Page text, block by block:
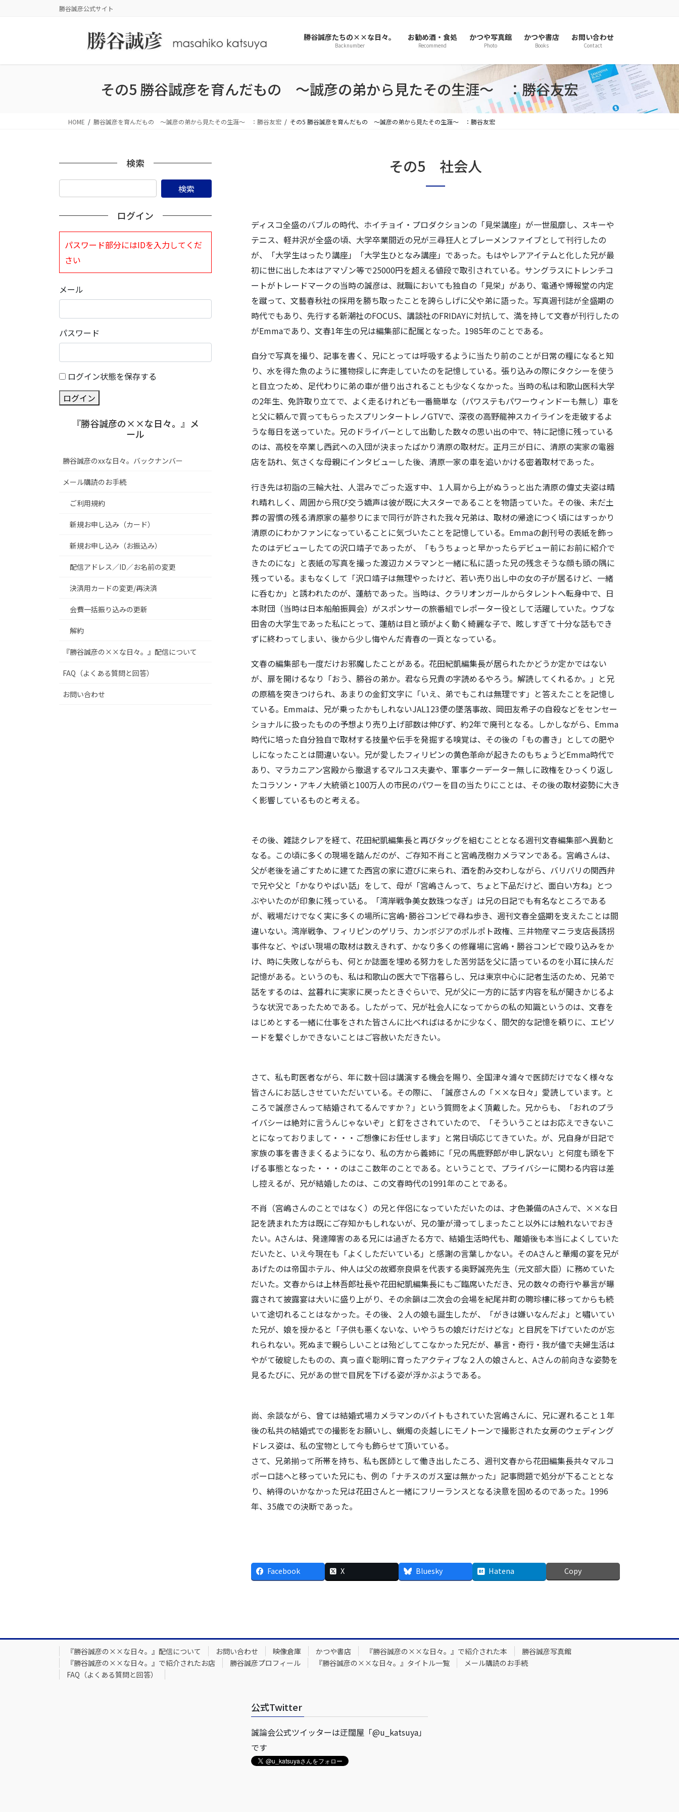
勝谷誠彦公式サイト
勝谷誠彦たちの××な日々。
Backnumber
お勧め酒・食処
Recommend
かつや写真館
Photo
かつや書店
Books
お問い合わせ
Contact
その5 勝谷誠彦を育んだもの ～誠彦の弟から見たその生涯～ ：勝谷友宏
HOME 勝谷誠彦を育んだもの ～誠彦の弟から見たその生涯～ ：勝谷友宏 その5 勝谷誠彦を育んだもの ～誠彦の弟から見たその生涯～ ：勝谷友宏
その5 社会人
ディスコ全盛のバブルの時代、ホイチョイ・プロダクションの「見栄講座」が一世風靡し、スキーや
テニス、軽井沢が全盛の頃、大学卒業間近の兄が三尋狂人とブレーメンファイブとして刊行したの
が、「大学生はったり講座」「大学生ひとなみ講座」であった。もはやレアアイテムと化した兄が最
初に世に出した本はアマゾン等で25000円を超える値段で取引されている。サングラスにトレンチコ
ートがトレードマークの当時の誠彦は、就職においても独自の「見栄」があり、電通や博報堂の内定
を蹴って、文藝春秋社の採用を勝ち取ったことを誇らしげに父や弟に語った。写真週刊誌が全盛期の
時代でもあり、先行する新潮社のFOCUS、講談社のFRIDAYに対抗して、満を持して文春が刊行したの
がEmmaであり、文春1年生の兄は編集部に配属となった。1985年のことである。
自分で写真を撮り、記事を書く、兄にとっては呼吸するように当たり前のことが日常の糧になると知
り、水を得た魚のように獲物探しに奔走していたのを記憶している。張り込みの際にタクシーを使う
と目立つため、足代わりに弟の車が借り出されることも少なくなかった。当時の私は和歌山医科大学
の2年生、免許取り立てで、よく走るけれども一番簡単な（パワステもパワーウィンドーも無し）車を
と父に頼んで買ってもらったスプリンタートレノGTVで、深夜の高野龍神スカイラインを走破するよ
うな毎日を送っていた。兄のドライバーとして出動した数々の思い出の中で、特に記憶に残っている
のは、高校を卒業し西武への入団が決まったばかり清原の取材だ。正月三が日に、清原の実家の電器
店を訪れ、気さくな母親にインタビューした後、清原一家の車を追いかける密着取材であった。
行き先は初詣の三輪大社、人混みでごった返す中、１人肩から上がぬうっと出た清原の偉丈夫姿は晴
れ晴れしく、周囲から飛び交う嬌声は彼が既に大スターであることを物語っていた。その後、未だ土
葬の習慣の残る清原家の墓参りにまで同行が許された我々兄弟は、取材の帰途につく頃にはすっかり
清原のにわかファンになっていることに気づいたことを記憶している。Emmaの創刊号の表紙を飾っ
たのはデビューしたての沢口靖子であったが、「もうちょっと早かったらデビュー前にお前に紹介で
きたのにな」と表紙の写真を撮った渡辺カメラマンと一緒に私に語った兄の残念そうな顔も頭の隅に
残っている。まもなくして「沢口靖子は無理やったけど、若い売り出し中の女の子が居るけど、一緒
に呑むか」と誘われたのが、蓮舫であった。当時は、クラリオンガールからタレントへ転身中で、日
本財団（当時は日本船舶振興会）がスポンサーの旅番組でレポーター役として活躍していた。ウブな
田舎の大学生であった私にとって、蓮舫は目と頭がよく動く綺麗な子で、眩しすぎて十分な話もでき
ずに終わってしまい、後から少し悔やんだ青春の一頁となっている。
文春の編集部も一度だけお邪魔したことがある。花田紀凱編集長が居られたかどうか定かではない
が、扉を開けるなり「おう、勝谷の弟か。君なら兄貴の字読めるやろう。解読してくれるか。」と兄
の原稿を突きつけられ、あまりの金釘文字に「いえ、弟でもこれは無理です」と答えたことを記憶し
ている。Emmaは、兄が乗ったかもしれないJAL123便の墜落事故、岡田友希子の自殺などをセンセー
ショナルに扱ったものの予想より売り上げ部数は伸びず、約2年で廃刊となる。しかしながら、Emma
時代に培った自分独自で取材する技量や伝手を発掘する嗅覚は、その後の「もの書き」としての肥や
しになったことは間違いない。兄が愛したフィリピンの黄色革命が起きたのもちょうどEmma時代で
あり、マラカニアン宮殿から撤退するマルコス夫妻や、軍事クーデーター無しに政権をひっくり返し
たコラソン・アキノ大統領と100万人の市民のパワーを目の当たりにことは、その後の取材姿勢に大き
く影響しているものと考える。
その後、雑誌クレアを経て、花田紀凱編集長と再びタッグを組むこととなる週刊文春編集部へ異動と
なる。この頃に多くの現場を踏んだのが、ご存知不肖こと宮嶋茂樹カメラマンである。宮嶋さんは、
父が老後を過ごすために建てた西宮の家に遊びに来られ、酒を酌み交わしながら、バリバリの関西弁
で兄や父と「かなりやばい話」をして、母が「宮嶋さんって、ちょと下品だけど、面白い方ね」とつ
ぶやいたのが印象に残っている。「湾岸戦争美女数珠つなぎ」は兄の日記でも有名なところである
が、戦場だけでなく実に多くの場所に宮嶋･勝谷コンビで尋ね歩き、週刊文春全盛期を支えたことは間
違いない。湾岸戦争、フィリピンのゲリラ、カンボジアのポルポト政権、三井物産マニラ支店長誘拐
事件など、やばい現場の取材は数えきれず、かなり多くの修羅場に宮嶋・勝谷コンビで殴り込みをか
け、時に失敗しながらも、何とか誌面を埋める努力をした苦労話を父に語っているのを小耳に挟んだ
記憶がある。というのも、私は和歌山の医大で下宿暮らし、兄は東京中心に記者生活のため、兄弟で
話をするのは、盆暮れに実家に戻ったときぐらいで、兄が父に一方的に話す内容を私が聞きかじるよ
うな状況であったためである。したがって、兄が社会人になってからの私の知識というのは、文春を
はじめとする一緒に仕事をされた皆さんに比べればはるかに少なく、間欠的な記憶を頼りに、エピソ
ードを繋ぐしかできないことはご容赦いただきたい。
さて、私も町医者ながら、年に数十回は講演する機会を賜り、全国津々浦々で医師だけでなく様々な
皆さんにお話しさせていただいている。その際に、「誠彦さんの「××な日々」愛読しています。と
ころで誠彦さんって結婚されてるんですか？」という質問をよく頂戴した。兄からも、「おれのプラ
イバシーは絶対に言うんじゃないぞ」と釘をさされていたので、「そういうことはお応えできないこ
とになっておりまして・・・ご想像にお任せします」と常日頃応じてきていた。が、兄自身が日記で
家族の事を書きまくるようになり、私の方から義姉に「兄の馬鹿野郎が申し訳ない」と何度も頭を下
げる事態となった・・・のはここ数年のことである。ということで、プライバシーに関わる内容は差
し控えるが、兄が結婚したのは、この文春時代の1991年のことである。
不肖（宮嶋さんのことではなく）の兄と伴侶になっていただいたのは、才色兼備のAさんで、××な日
記を読まれた方は既にご存知かもしれないが、兄の筆が滑ってしまったこと以外には触れないでおき
たい。Aさんは、発達障害のある兄には過ぎたる方で、結婚生活時代も、離婚後も本当によくしていた
だいたと、いえ今現在も「よくしただいている」と感謝の言葉しかない。そのAさんと華燭の宴を兄が
あげたのは帝国ホテル、仲人は父の故郷奈良県を代表する奥野誠亮先生（元文部大臣）に務めていた
だいた。文春からは上林吾郎社長や花田紀凱編集長にもご臨席いただき、兄の数々の奇行や暴言が曝
露されて披露宴は大いに盛り上がり、その余韻は二次会の会場を紀尾井町の聘珍樓に移ってからも続
いて途切れることはなかった。その後、２人の娘も誕生したが、「がきは嫌いなんだよ」と嘯いてい
た兄が、娘を授かると「子供も悪くないな、いやうちの娘だけだけどな」と目尻を下げていたのが忘
れられない。死ぬまで親らしいことは殆どしてこなかった兄だが、暴言・奇行・我が儘で夫婦生活は
やがて破綻したものの、真っ直ぐ聡明に育ったアクティブな２人の娘さんと、Aさんの前向きな姿勢を
見るたびに、兄があの世で目尻を下げる姿が浮かぶようである。
尚、余談ながら、曾ては結婚式場カメラマンのバイトもされていた宮嶋さんに、兄に遅れること１年
後の私共の結婚式での撮影をお願いし、蝋燭の炎越しにモノトーンで撮影された女房のウェディング
ドレス姿は、私の宝物として今も飾らせて頂いている。
さて、兄弟揃って所帯を持ち、私も医師として働き出したころ、週刊文春から花田編集長共々マルコ
ポーロ誌へと移っていた兄にも、例の「ナチスのガス室は無かった」記事問題で処分が下ることとな
り、納得のいかなかった兄は花田さんと一緒にフリーランスとなる決意を固めるのであった。1996
年、35歳での決断であった。
Facebook X Bluesky Hatena Copy
検索
ログイン
パスワード部分にはIDを入力してくだ
さい
メール
パスワード
ログイン状態を保存する
ログイン
『勝谷誠彦の××な日々。』メ
ール
勝谷誠彦のxxな日々。バックナンバー
メール購読のお手続
ご利用規約
新規お申し込み（カード）
新規お申し込み（お振込み）
配信アドレス／ID／お名前の変更
決済用カードの変更/再決済
会費一括振り込みの更新
解約
『勝谷誠彦の××な日々。』配信について
FAQ（よくある質問と回答）
お問い合わせ
『勝谷誠彦の××な日々。』配信について お問い合わせ 映像倉庫 かつや書店 『勝谷誠彦の××な日々。』で紹介された本
勝谷誠彦写真館
『勝谷誠彦の××な日々。』で紹介されたお店
勝谷誠彦プロフィール 『勝谷誠彦の××な日々。』タイトル一覧
メール購読のお手続
FAQ（よくある質問と回答）
公式Twitter
誠論会公式ツイッターは迂闊屋「@u_katsuya」
です